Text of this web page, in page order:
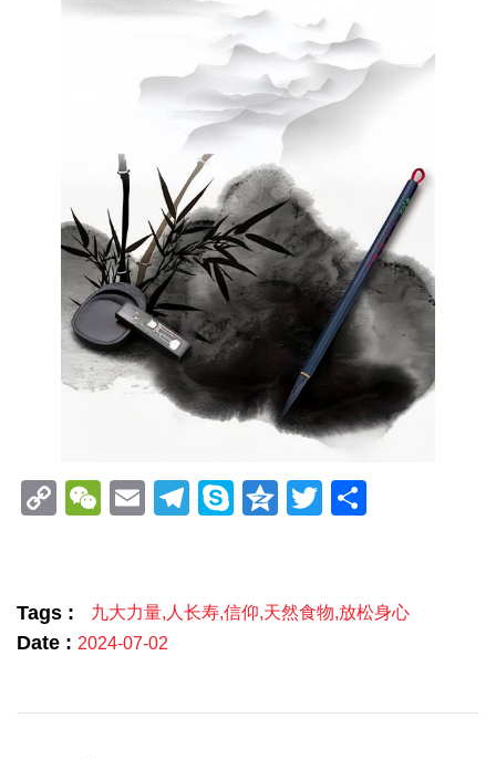
CopyWeChat
EmailTelegram
SkypeQzoneTwitter
Tags : 九大力量, 人长寿,信仰,天然食物,放松身心
Date : 2024-07-02